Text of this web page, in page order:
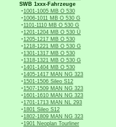
SWB 1xxx-Fahrzeuge
-1001-1005 MB O 530
-1006-1011 MB O 530 G
-1101-1110 MB O 530 G
-1201-1204 MB O 530 Ü
-1205-1217 MB O 530
-1218-1221 MB O 530 G
-1301-1317 MB O 530
-1318-1321 MB O 530 G
-1401-1404 MB O 530
-1405-1417 MAN NG 323
-1501-1506 Sileo S12
-1507-1509 MAN NG 323
-1601-1610 MAN NG 323
-1701-1713 MAN NL 293
-1801 Sileo S12
-1802-1809 MAN NG 323
-1901 Neoplan Tourliner